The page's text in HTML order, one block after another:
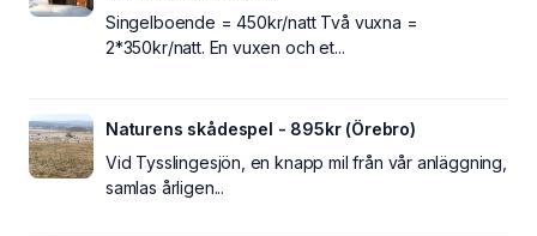
Singelboende = 450kr/natt Två vuxna =
2*350kr/natt. En vuxen och et...
Naturens skådespel - 895kr (Örebro)
Vid Tysslingesjön, en knapp mil från vår anläggning,
samlas årligen...